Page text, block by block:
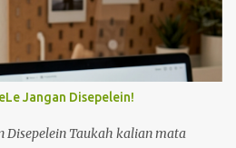
Jangan Disepelein!
Disepelein Taukah kalian mata